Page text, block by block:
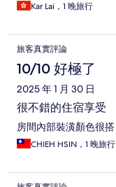
Kar Lai，1 晚旅行
旅客真實評論
10/10 好極了
2025 年 1 月 30 日
很不錯的住宿享受
房間內部裝潢顏色很搭
CHIEH HSIN，1 晚旅行